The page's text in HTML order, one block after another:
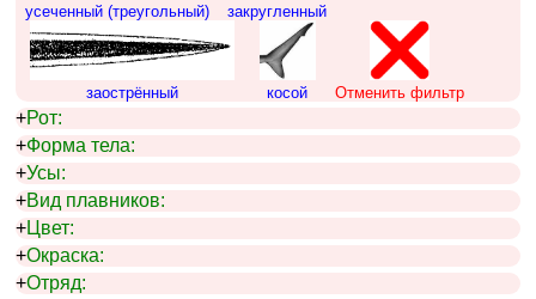
усеченный (треугольный) закругленный
заострённый косой Отменить фильтр
+Рот:
+Форма тела:
+Усы:
+Вид плавников:
+Цвет:
+Окраска:
+Отряд: